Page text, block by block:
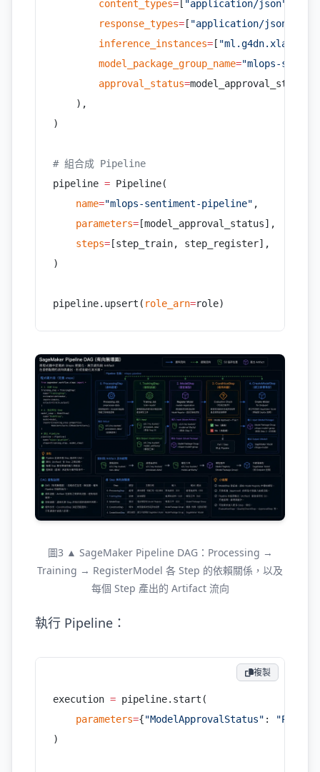
        content_types
= "application/json"
        response_types
= [ "application/json"
        inference_instances
= [ "ml.g4dn.xlarge"
        model_package_group_name
="mlops-
        approval_status
=model_approval_status,
    ),
)
# 組合成 Pipeline
pipeline = Pipeline(
    name
="mlops-sentiment-pipeline" ,
    parameters
= [model_approval_status],
    steps
= [step_train, step_register],
)
pipeline.upsert( role_arn=role)
圖3 ▲ SageMaker Pipeline DAG：Processing →
Training → RegisterModel 各 Step 的依賴關係，以及
每個 Step 產出的 Artifact 流向
執行 Pipeline：
execution = pipeline.start(
    parameters
={"ModelApprovalStatus" :
)
複製